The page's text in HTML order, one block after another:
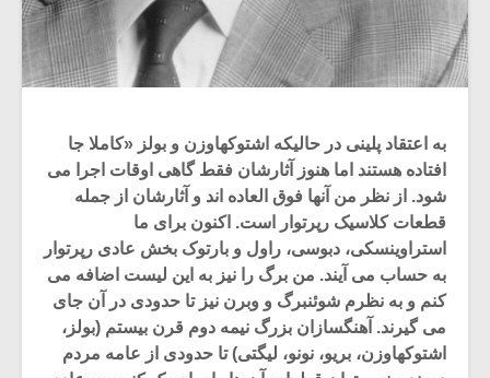
به اعتقاد پلینی در حالیکه اشتوکهاوزن و بولز «کاملا جا
افتاده هستند اما هنوز آثارشان فقط گاهی اوقات اجرا می
شود. از نظر من آنها فوق العاده اند و آثارشان از جمله
قطعات کلاسیک رپرتوار است. اکنون برای ما
استراوینسکی، دبوسی، راول و بارتوک بخش عادی رپرتوار
به حساب می آیند. من برگ را نیز به این لیست اضافه می
کنم و به نظرم شوئنبرگ و وبرن نیز تا حدودی در آن جای
می گیرند. آهنگسازان بزرگ نیمه دوم قرن بیستم (بولز،
اشتوکهاوزن، بریو، نونو، لیگتی) تا حدودی از عامه مردم